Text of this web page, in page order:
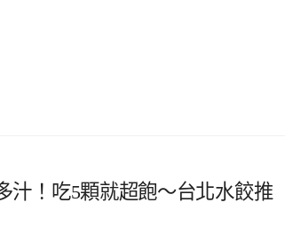
汁！吃5顆就超飽～台北水餃推